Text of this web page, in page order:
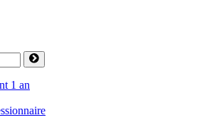
1 an